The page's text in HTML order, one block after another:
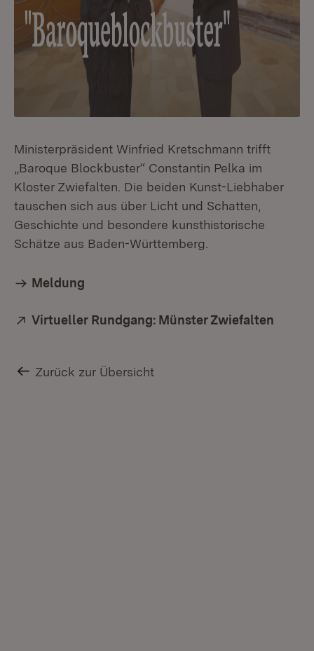
Ministerpräsident Winfried Kretschmann trifft
„Baroque Blockbuster“ Constantin Pelka im
Kloster Zwiefalten. Die beiden Kunst-Liebhaber
tauschen sich aus über Licht und Schatten,
Geschichte und besondere kunsthistorische
Schätze aus Baden-Württemberg.
Meldung
Extern:
Virtueller Rundgang: Münster Zwiefalten
Zurück zur Übersicht